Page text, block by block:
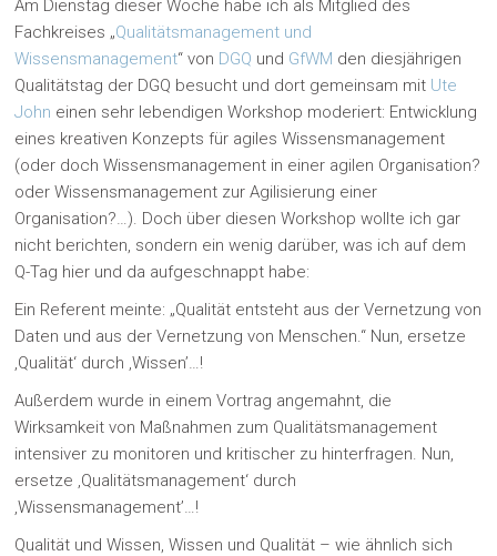
Am Dienstag dieser Woche habe ich als Mitglied des
Fachkreises „Qualitätsmanagement und
Wissensmanagement“ von DGQ und GfWM den diesjährigen
Qualitätstag der DGQ besucht und dort gemeinsam mit Ute
John einen sehr lebendigen Workshop moderiert: Entwicklung
eines kreativen Konzepts für agiles Wissensmanagement
(oder doch Wissensmanagement in einer agilen Organisation?
oder Wissensmanagement zur Agilisierung einer
Organisation?…). Doch über diesen Workshop wollte ich gar
nicht berichten, sondern ein wenig darüber, was ich auf dem
Q-Tag hier und da aufgeschnappt habe:
Ein Referent meinte: „Qualität entsteht aus der Vernetzung von
Daten und aus der Vernetzung von Menschen.“ Nun, ersetze
‚Qualität‘ durch ‚Wissen’…!
Außerdem wurde in einem Vortrag angemahnt, die
Wirksamkeit von Maßnahmen zum Qualitätsmanagement
intensiver zu monitoren und kritischer zu hinterfragen. Nun,
ersetze ‚Qualitätsmanagement‘ durch
‚Wissensmanagement’…!
Qualität und Wissen, Wissen und Qualität – wie ähnlich sich